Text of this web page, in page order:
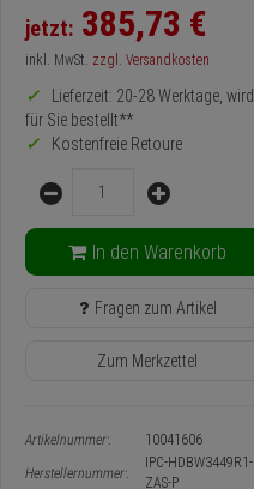
Verfügbakeit
und
Warenkorb-
oder
Konfigurieren-
Button
jetzt: 385,73 €
inkl. MwSt. zzgl. Versandkosten
Lieferzeit: 20-28 Werktage, wird
für Sie bestellt**
Kostenfreie Retoure
Menge
In den Warenkorb
Fragen zum Artikel
Zum Merkzettel
Artikelnummer:
10041606
Herstellernummer:
IPC-HDBW3449R1-
ZAS-P